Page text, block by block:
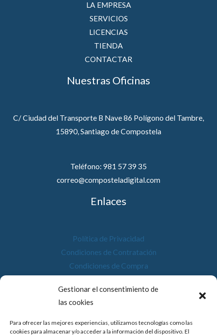
Gestionar el consentimiento de
las cookies
Para ofrecer las mejores experiencias, utilizamos tecnologías como las
cookies para almacenar y/o acceder a la información del dispositivo. El
LA EMPRESA
SERVICIOS
LICENCIAS
TIENDA
CONTACTAR
Nuestras Oficinas
C/ Ciudad del Transporte B Nave 86 Polígono del Tambre,
15890, Santiago de Compostela
Teléfono: 981 57 39 35
correo@composteladigital.com
Enlaces
Política de Privacidad
Condiciones de Contratación
Condiciones de Compra
Política de Cookies
Accesibilidad